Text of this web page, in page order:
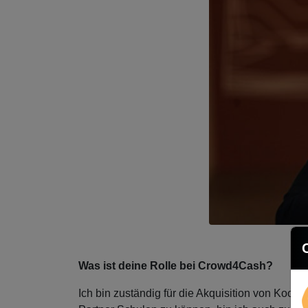
Was ist deine Rolle bei Crowd4Cash?
Ich bin zuständig für die Akquisition von